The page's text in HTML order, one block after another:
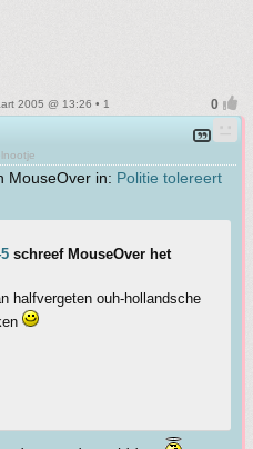
2005 @ 13:26 • 1
MouseOver in: Politie tolereert
schreef MouseOver het
halfvergeten ouh-hollandsche